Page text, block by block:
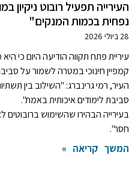
העירייה תפעיל רובוט
נפחית בכמות המנקים"
28 ביולי 2026
עיריית פתח תקווה הודיעה היום כי
קמפיין חינוכי במטרה לשמור על
העיר, רמי גרינברג: "השילוב בין
סביבת לימודים איכותית באמת".
בעירייה הבהירו שהשימוש ברובוטים
חסר".
המשך קריאה »